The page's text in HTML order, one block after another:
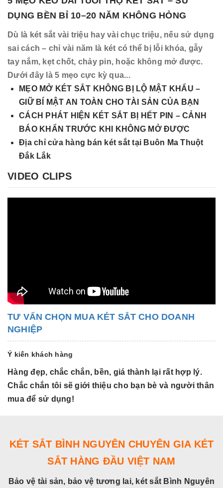
DỤNG BỀN BỈ 10–20 NĂM KHÔNG HỎNG
Dù là két sắt vài triệu hay vài chục triệu, nếu sử dụng
sai cách – chỉ vài năm là két có thể bị lỗi khóa, gẫy
tay nắm, kẹt chốt, chảy pin, hoặc không mở được.
Dưới đây là 5 mẹo cực kỳ qua...
MẸO MỞ KÉT SẮT KHÔNG BỊ LỘ MẬT KHẨU –
GIỮ BÍ MẬT AN TOÀN CHO TÀI SẢN CỦA BẠN
CÁCH PHÁT HIỆN KÉT SẮT BỊ HẾT PIN – CẢNH
BÁO KHẨN TRƯỚC KHI KHÔNG MỞ ĐƯỢC
Địa chỉ cửa hàng bán két sắt tại Buôn Ma Thuột
Đắk Lắk
VIDEO CLIPS
TƯ VẤN CHỌN MUA KÉT SẮT CHO DOANH
NGHIỆP
Ý kiến khách hàng
Hàng đẹp, chắc chắn, bền, giá thành lại rất hợp lý.
Chắc chắn tôi sẽ giới thiệu cho bạn bè và người thân
mua để sử dụng!
KÉT SẮT BÌNH NGUYÊN CHUYÊN GIA KÉT
SẮT HÀNG ĐẦU VIỆT NAM
Bảo vệ tài sản, bảo vệ tương lai, két sắt Bình Nguyên